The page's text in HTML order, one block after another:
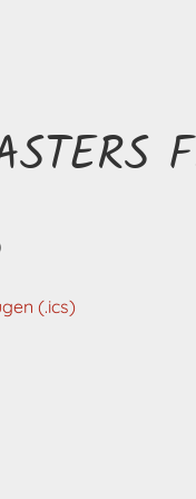
(.ics)